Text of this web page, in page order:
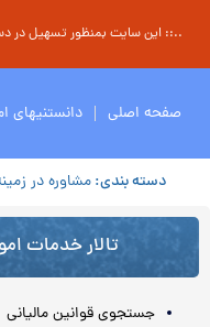
..:: این سایت بمنظور تسهیل در
صفحه اصلی دانستنیهای
دسته بندی:مشاوره در
تالار خدمات
جستجوی قوانین مالیانی